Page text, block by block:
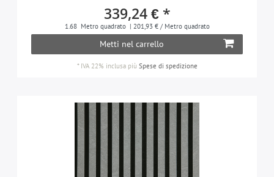
339,24 € *
1.68 Metro quadrato | 201,93 € / Metro quadrato
Metti nel carrello
* IVA 22% inclusapiù Spese di spedizione